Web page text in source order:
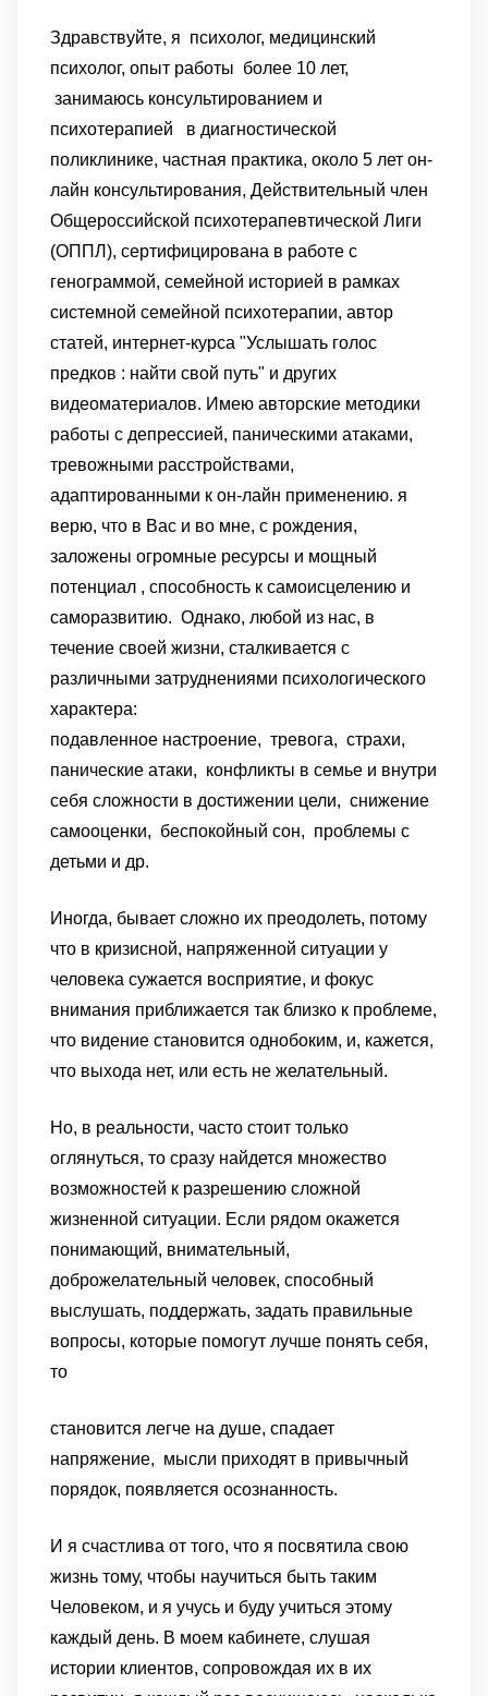
Здравствуйте, я психолог, медицинский
психолог, опыт работы более 10 лет,
занимаюсь консультированием и
психотерапией в диагностической
поликлинике, частная практика, около 5 лет он-
лайн консультирования, Действительный член
Общероссийской психотерапевтической Лиги
(ОППЛ), сертифицирована в работе с
генограммой, семейной историей в рамках
системной семейной психотерапии, автор
статей, интернет-курса "Услышать голос
предков : найти свой путь" и других
видеоматериалов. Имею авторские методики
работы с депрессией, паническими атаками,
тревожными расстройствами,
адаптированными к он-лайн применению. я
верю, что в Вас и во мне, с рождения,
заложены огромные ресурсы и мощный
потенциал , способность к самоисцелению и
саморазвитию. Однако, любой из нас, в
течение своей жизни, сталкивается с
различными затруднениями психологического
характера:
подавленное настроение, тревога, страхи,
панические атаки, конфликты в семье и внутри
себя сложности в достижении цели, снижение
самооценки, беспокойный сон, проблемы с
детьми и др.
Иногда, бывает сложно их преодолеть, потому
что в кризисной, напряженной ситуации у
человека сужается восприятие, и фокус
внимания приближается так близко к проблеме,
что видение становится однобоким, и, кажется,
что выхода нет, или есть не желательный.
Но, в реальности, часто стоит только
оглянуться, то сразу найдется множество
возможностей к разрешению сложной
жизненной ситуации. Если рядом окажется
понимающий, внимательный,
доброжелательный человек, способный
выслушать, поддержать, задать правильные
вопросы, которые помогут лучше понять себя,
то
становится легче на душе, спадает
напряжение, мысли приходят в привычный
порядок, появляется осознанность.
И я счастлива от того, что я посвятила свою
жизнь тому, чтобы научиться быть таким
Человеком, и я учусь и буду учиться этому
каждый день. В моем кабинете, слушая
истории клиентов, сопровождая их в их